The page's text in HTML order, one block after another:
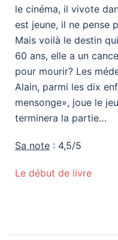
le cinéma, il vivote
est jeune, il ne pense
Mais voilà le destin
60 ans, elle a un
pour mourir? Les
Alain, parmi les dix
mensonge», joue le
terminera la partie…
Sa note : 4,5/5
Le début de livre